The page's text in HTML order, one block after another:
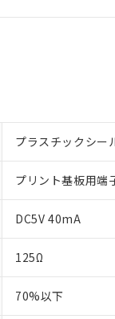
プラスチックシー
プリント基板用端
DC5V 40mA
125Ω
70%以下